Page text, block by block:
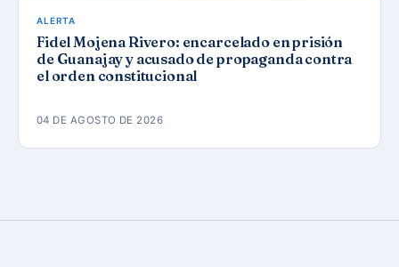
ALERTA
Fidel Mojena Rivero: encarcelado en prisión
de Guanajay y acusado de propaganda contra
el orden constitucional
04 DE AGOSTO DE 2026